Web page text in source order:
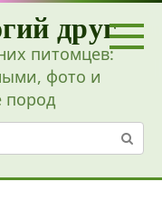
друг
питомцев:
фото и
пород